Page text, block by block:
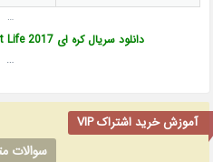
…
دانلود سریال کره ای Because This is My First Life 2017
…
آموزش خرید اشتراک VIP
سوالات